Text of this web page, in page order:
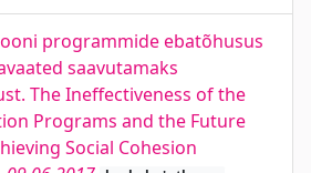
programmide ebatõhusus
saavutamaks
The Ineffectiveness of the
Programs and the Future
Social Cohesion